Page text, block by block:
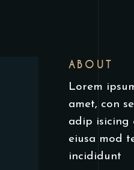
ABOUT
Lorem
amet, con
adip isicing
eiusa mod
incididunt